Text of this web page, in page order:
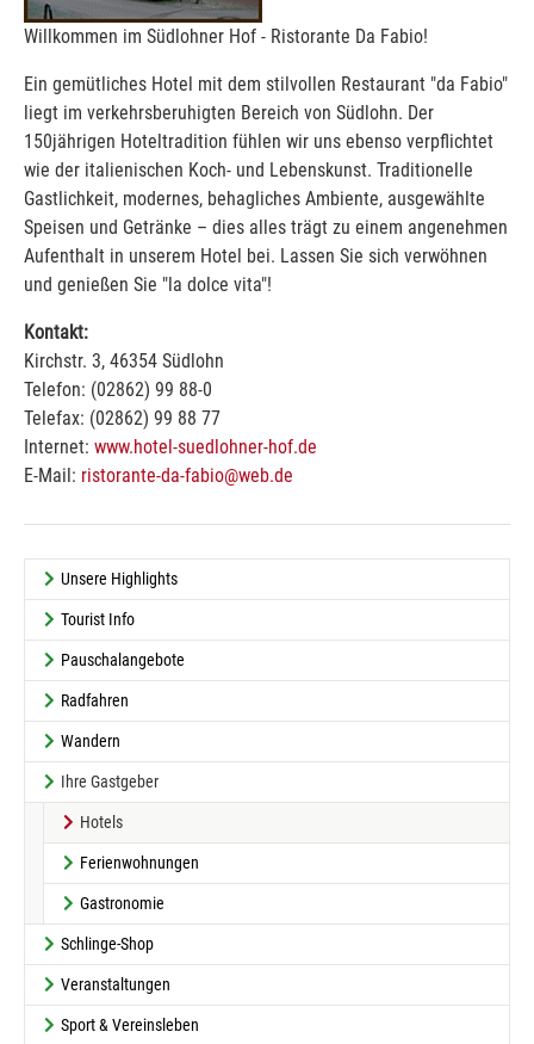
Willkommen im Südlohner Hof - Ristorante Da Fabio!
Ein gemütliches Hotel mit dem stilvollen Restaurant "da Fabio"
liegt im verkehrsberuhigten Bereich von Südlohn. Der
150jährigen Hoteltradition fühlen wir uns ebenso verpflichtet
wie der italienischen Koch- und Lebenskunst. Traditionelle
Gastlichkeit, modernes, behagliches Ambiente, ausgewählte
Speisen und Getränke – dies alles trägt zu einem angenehmen
Aufenthalt in unserem Hotel bei. Lassen Sie sich verwöhnen
und genießen Sie "la dolce vita"!
Kontakt:
Kirchstr. 3, 46354 Südlohn
Telefon: (02862) 99 88-0
Telefax: (02862) 99 88 77
Internet: www.hotel-suedlohner-hof.de
E-Mail: ristorante-da-fabio@web.de
Unsere Highlights
Tourist Info
Pauschalangebote
Radfahren
Wandern
Ihre Gastgeber
Hotels(current)
Ferienwohnungen
Gastronomie
Schlinge-Shop
Veranstaltungen
Sport & Vereinsleben